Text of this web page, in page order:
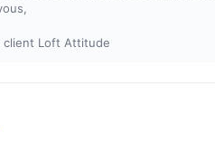
client Loft Attitude